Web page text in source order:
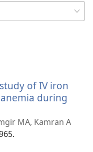
of IV iron
during
MA, Kamran A